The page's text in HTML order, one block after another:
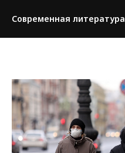
Современная литература